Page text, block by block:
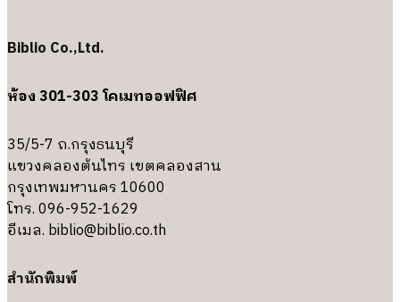
Biblio Co.,Ltd.
ห้อง 301-303 โคเมทออฟฟิศ
35/5-7 ถ.กรุงธนบุรี
แขวงคลองต้นไทร เขตคลองสาน
กรุงเทพมหานคร 10600
โทร. 096-952-1629
อีเมล. biblio@biblio.co.th
สำนักพิมพ์